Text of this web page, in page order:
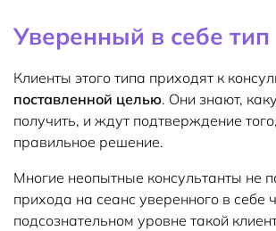
Уверенный в себе тип
Клиенты этого типа приходят к
поставленной целью. Они знают,
получить, и ждут подтверждение
правильное решение.
Многие неопытные консультанты не
прихода на сеанс уверенного в себе
подсознательном уровне такой